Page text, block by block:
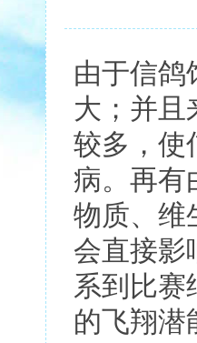
由于信鸽
大；并且
较多，使
病。再有
物质、维
会直接影
系到比赛
的飞翔潜